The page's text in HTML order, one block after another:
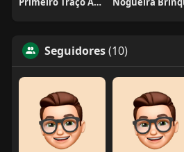
Seguidores(10)